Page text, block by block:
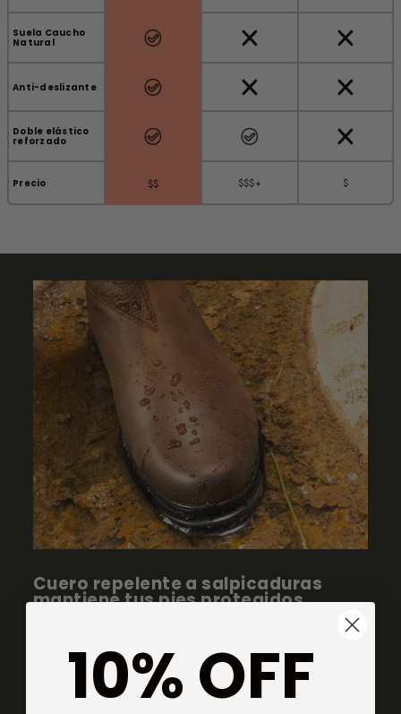
Suela Caucho
Natural
Anti-deslizante
Doble elástico
reforzado
Precio $$ $$$+ $
Cuero repelente a salpicaduras
mantiene tus pies protegidos
la humedad y prolonga su vida útil.
Nuestros cueros provienen de curtiembres chilenas certificadas
10% OFF